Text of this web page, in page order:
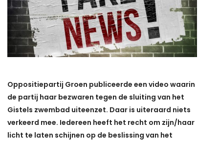
Oppositiepartij Groen publiceerde een video waarin
de partij haar bezwaren tegen de sluiting van het
Gistels zwembad uiteenzet. Daar is uiteraard niets
verkeerd mee. Iedereen heeft het recht om zijn/haar
licht te laten schijnen op de beslissing van het